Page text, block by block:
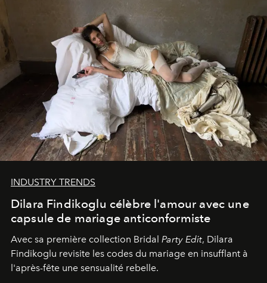
INDUSTRY TRENDS
Dilara Findikoglu célèbre l'amour avec une
capsule de mariage anticonformiste
Avec sa première collection Bridal Party Edit, Dilara
Findikoglu revisite les codes du mariage en insufflant à
l'après-fête une sensualité rebelle.